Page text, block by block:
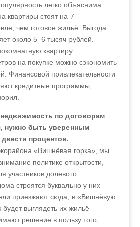
легко объяснима.
квартиры стоят на 7–
чем готовое жильё. Выгода
около 5–6 тысяч рублей.
квартиру
на покупке можно сэкономить
Финансовой привлекательности
кредитные программы,
по договорам
нужно быть уверенным
процентов.
«Вишнёвая горка», мы
политике открытости,
участников долевого
строятся буквально у них
приезжают сюда, в «Вишнёвую
будет выглядеть их жильё
решение в пользу того,